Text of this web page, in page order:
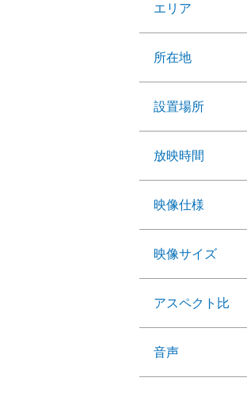
エリア
所在地
設置場所
放映時間
映像仕様
映像サイズ
アスペクト比
音声